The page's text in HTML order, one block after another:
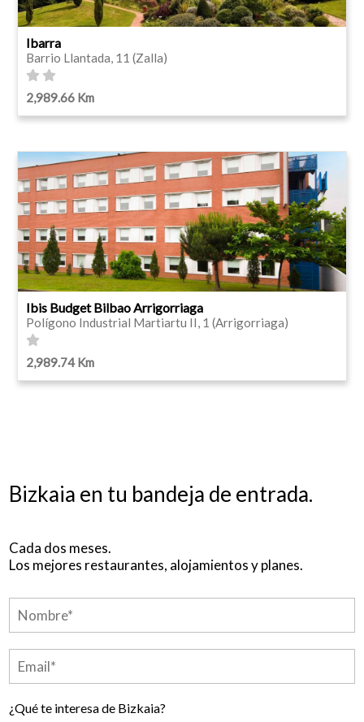
Ibarra
Barrio Llantada, 11 (Zalla)
2,989.66 Km
Ibis Budget Bilbao Arrigorriaga
Polígono Industrial Martiartu II, 1 (Arrigorriaga)
2,989.74 Km
Bizkaia en tu bandeja de entrada.
Cada dos meses.
Los mejores restaurantes, alojamientos y planes.
¿Qué te interesa de Bizkaia?